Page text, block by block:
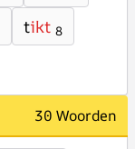
tikt 8
30 Woorden